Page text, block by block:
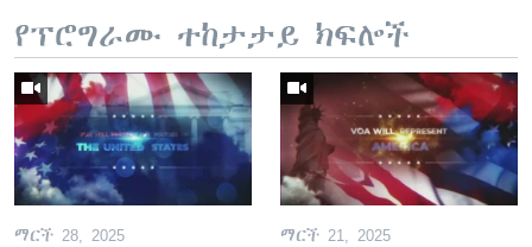
የፕሮግራሙ ተከታታይ ክፍሎች
ማርች 28, 2025 ማርች 21, 2025